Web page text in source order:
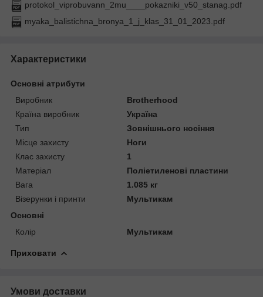
protokol_viprobuvann_2mu____pokazniki_v50_stanag.pdf
myaka_balistichna_bronya_1_j_klas_31_01_2023.pdf
Характеристики
Основні атрибути
Виробник
Brotherhood
Країна виробник
Україна
Тип
Зовнішнього носіння
Місце захисту
Ноги
Клас захисту
1
Матеріал
Поліетиленові пластини
Вага
1.085 кг
Візерунки і принти
Мультикам
Основні
Колір
Мультикам
Приховати
Умови доставки